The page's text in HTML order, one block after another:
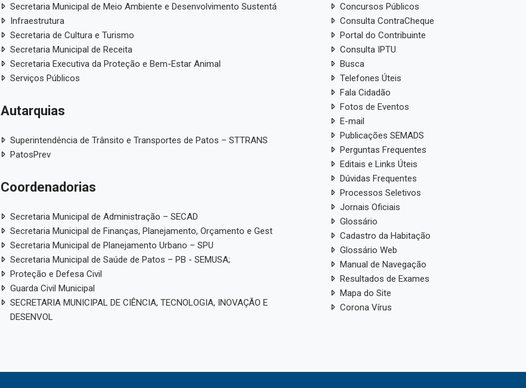
Secretaria Municipal de Meio Ambiente e Desenvolvimento Sustentá
Infraestrutura
Secretaria de Cultura e Turismo
Secretaria Municipal de Receita
Secretaria Executiva da Proteção e Bem-Estar Animal
Serviços Públicos
Autarquias
Superintendência de Trânsito e Transportes de Patos – STTRANS
PatosPrev
Coordenadorias
Secretaria Municipal de Administração – SECAD
Secretaria Municipal de Finanças, Planejamento, Orçamento e Gest
Secretaria Municipal de Planejamento Urbano – SPU
Secretaria Municipal de Saúde de Patos – PB - SEMUSA;
Proteção e Defesa Civil
Guarda Civil Municipal
SECRETARIA MUNICIPAL DE CIÊNCIA, TECNOLOGIA, INOVAÇÃO E
DESENVOL
Concursos Públicos
Consulta ContraCheque
Portal do Contribuinte
Consulta IPTU
Busca
Telefones Úteis
Fala Cidadão
Fotos de Eventos
E-mail
Publicações SEMADS
Perguntas Frequentes
Editais e Links Úteis
Dúvidas Frequentes
Processos Seletivos
Jornais Oficiais
Glossário
Cadastro da Habitação
Glossário Web
Manual de Navegação
Resultados de Exames
Mapa do Site
Corona Vírus